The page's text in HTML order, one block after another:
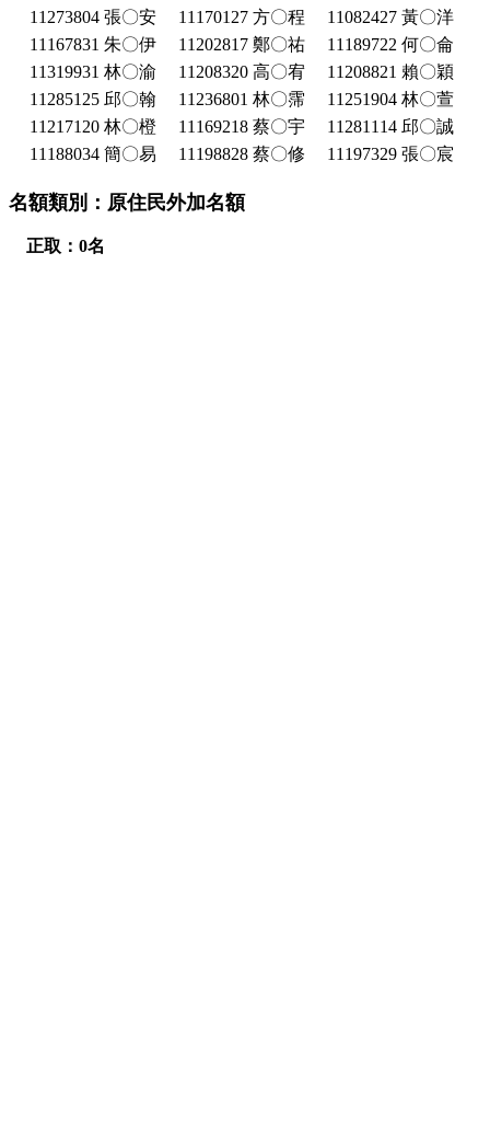
11273804 張〇安
11170127 方〇程
11082427 黃〇洋
11167831 朱〇伊
11202817 鄭〇祐
11189722 何〇侖
11319931 林〇渝
11208320 高〇宥
11208821 賴〇穎
11285125 邱〇翰
11236801 林〇霈
11251904 林〇萱
11217120 林〇橙
11169218 蔡〇宇
11281114 邱〇誠
11188034 簡〇易
11198828 蔡〇修 11197329 張〇宸
名額類別：原住民外加名額
正取：0名